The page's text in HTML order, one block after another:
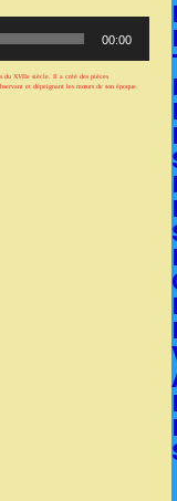
00:00
du XVIIe siècle. Il a créé des pièces
et dépeignant les mœurs de son époque.